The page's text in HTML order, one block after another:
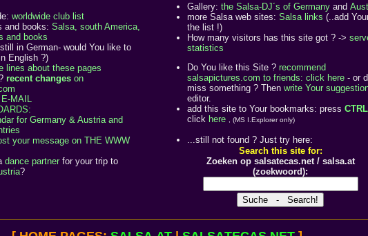
worldwide club list
and books: Salsa, south America,
and books
in German- would You like to
English ?)
lines about these pages
recent changes on
E-MAIL
for Germany & Austria and
your message on THE WWW
dance partnerfor your trip to
?
Gallery: the Salsa-DJ´s of Germany and
more Salsa web sites: Salsa links (..add
the list !)
How many visitors has this site got ? ->
statistics
Do You like this Site ? recommend
salsapictures.com to friends: click here - or
miss something ? Then write Your
editor.
add this site to Your bookmarks: press
click here , (MS I.Explorer only)
...still not found ? Just try here:
Search this site for:
Zoeken op salsatecas.net / salsa.at
(zoekwoord):